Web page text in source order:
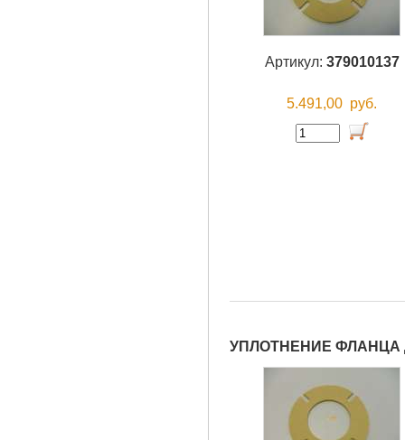
Артикул: 379010137
5.491,00 руб.
УПЛОТНЕНИЕ ФЛАНЦА